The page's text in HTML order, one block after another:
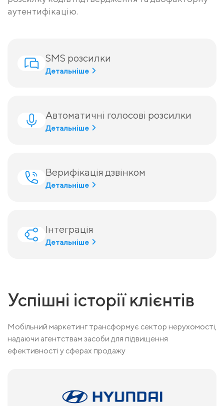
аутентифікацію.
SMS розсилки
Детальніше
Автоматичні голосові розсилки
Детальніше
Верифікація дзвінком
Детальніше
Інтеграція
Детальніше
Успішні історії клієнтів
Мобільний маркетинг трансформує сектор нерухомості,
надаючи агентствам засоби для підвищення
ефективності у сферах продажу